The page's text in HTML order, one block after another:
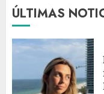
ÚLTIMAS
1